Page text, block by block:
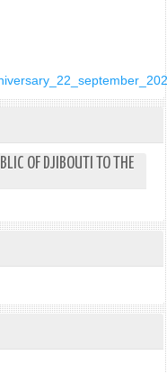
OF DJIBOUTI TO THE